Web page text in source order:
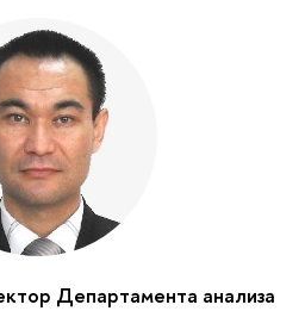
Департамента анализа